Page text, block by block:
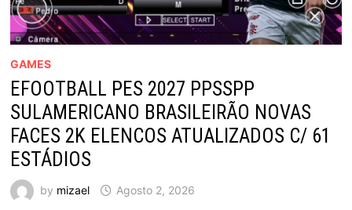
GAMES
EFOOTBALL PES 2027 PPSSPP
SULAMERICANO BRASILEIRÃO NOVAS
FACES 2K ELENCOS ATUALIZADOS C/ 61
ESTÁDIOS
by mizael Agosto 2, 2026